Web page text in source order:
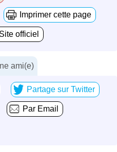
Imprimer cette page
Site officiel
ami(e)
Partage sur Twitter
Par Email